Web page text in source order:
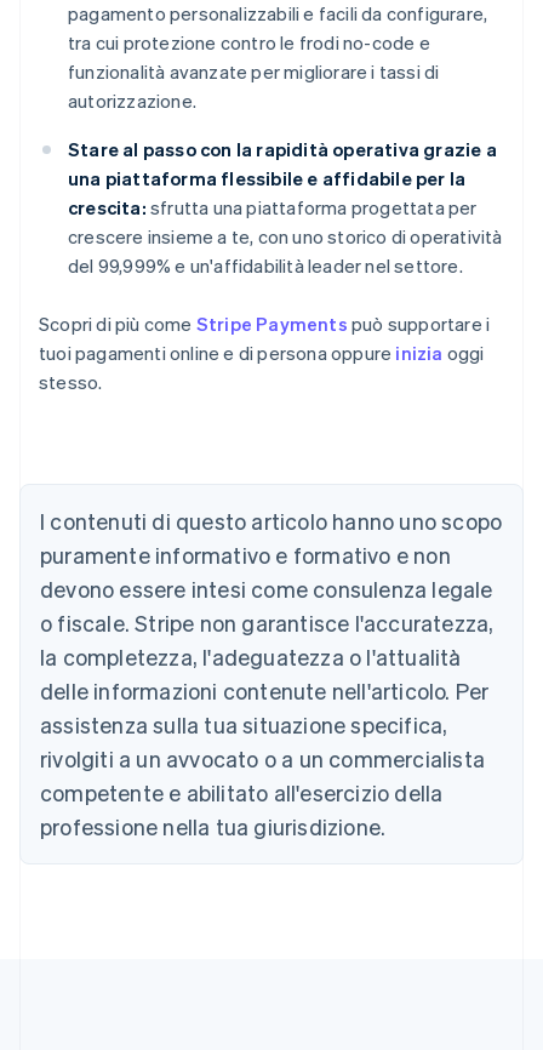
pagamento personalizzabili e facili da configurare,
tra cui protezione contro le frodi no-code e
funzionalità avanzate per migliorare i tassi di
autorizzazione.
Stare al passo con la rapidità operativa grazie a
una piattaforma flessibile e affidabile per la
crescita: sfrutta una piattaforma progettata per
crescere insieme a te, con uno storico di operatività
del 99,999% e un'affidabilità leader nel settore.
Scopri di più come Stripe Payments può supportare i
tuoi pagamenti online e di persona oppure inizia oggi
stesso.
I contenuti di questo articolo hanno uno scopo
puramente informativo e formativo e non
devono essere intesi come consulenza legale
o fiscale. Stripe non garantisce l'accuratezza,
la completezza, l'adeguatezza o l'attualità
delle informazioni contenute nell'articolo. Per
assistenza sulla tua situazione specifica,
rivolgiti a un avvocato o a un commercialista
competente e abilitato all'esercizio della
professione nella tua giurisdizione.
English
Austria
Deutsch English
Belgio
NederlandsFrançaisDeutschEnglish
PortuguêsEnglish
Bulgaria
English
Canada
English Français
Cina continentale
Cipro
English